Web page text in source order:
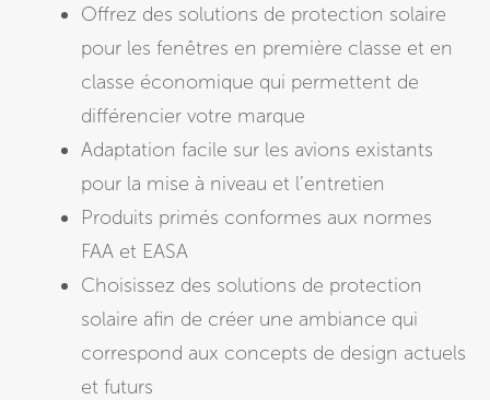
Offrez des solutions de protection solaire
pour les fenêtres en première classe et en
classe économique qui permettent de
différencier votre marque
Adaptation facile sur les avions existants
pour la mise à niveau et l’entretien
Produits primés conformes aux normes
FAA et EASA
Choisissez des solutions de protection
solaire afin de créer une ambiance qui
correspond aux concepts de design actuels
et futurs